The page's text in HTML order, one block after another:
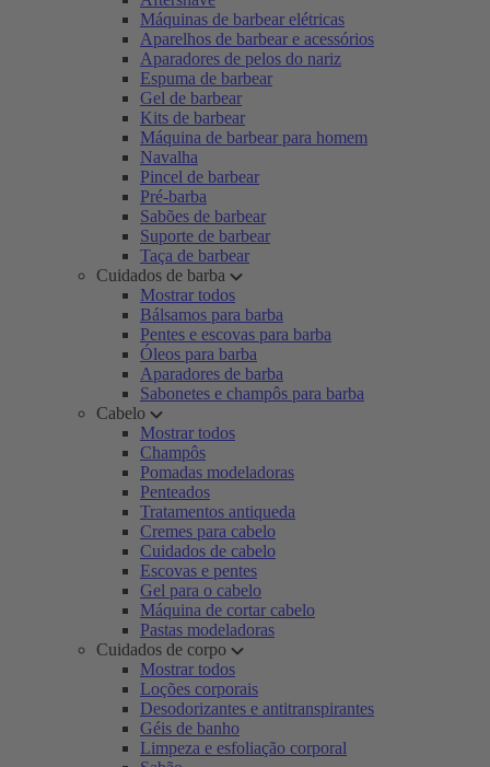
Máquinas de barbear elétricas
Aparelhos de barbear e acessórios
Aparadores de pelos do nariz
Espuma de barbear
Gel de barbear
Kits de barbear
Máquina de barbear para homem
Navalha
Pincel de barbear
Pré-barba
Sabões de barbear
Suporte de barbear
Taça de barbear
Cuidados de barba
Mostrar todos
Bálsamos para barba
Pentes e escovas para barba
Óleos para barba
Aparadores de barba
Sabonetes e champôs para barba
Cabelo
Mostrar todos
Champôs
Pomadas modeladoras
Penteados
Tratamentos antiqueda
Cremes para cabelo
Cuidados de cabelo
Escovas e pentes
Gel para o cabelo
Máquina de cortar cabelo
Pastas modeladoras
Cuidados de corpo
Mostrar todos
Loções corporais
Desodorizantes e antitranspirantes
Géis de banho
Limpeza e esfoliação corporal